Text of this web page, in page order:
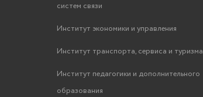
систем связи
Институт экономики и управления
Институт транспорта, сервиса и туризма
Институт педагогики и дополнительного
образования